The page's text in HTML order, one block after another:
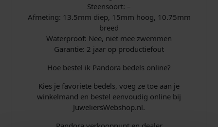
Steensoort: –
Afmeting: 13.5mm diep, 15mm hoog, 10.75mm
breed
Waterproof: Nee, niet mee zwemmen
Garantie: 2 jaar op productiefout
Hoe bestel ik Pandora bedels online?
Kies je favoriete bedels, voeg ze toe aan je
winkelmand en bestel eenvoudig online bij
JuweliersWebshop.nl.